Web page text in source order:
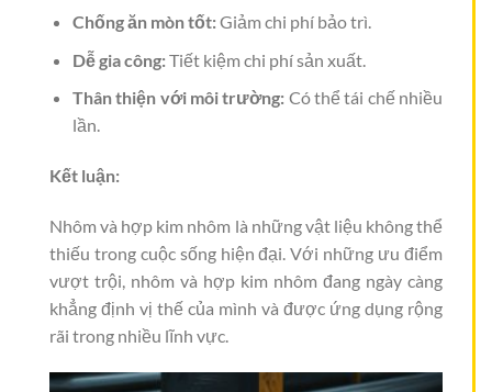
Chống ăn mòn tốt:Giảm chi phí bảo trì.
Dễ gia công:Tiết kiệm chi phí sản xuất.
Thân thiện với môi trường: Có thể tái chế nhiều
lần.
Kết luận:
Nhôm và hợp kim nhôm là những vật liệu không thể
thiếu trong cuộc sống hiện đại. Với những ưu điểm
vượt trội, nhôm và hợp kim nhôm đang ngày càng
khẳng định vị thế của mình và được ứng dụng rộng
rãi trong nhiều lĩnh vực.